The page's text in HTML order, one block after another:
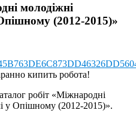
молодіжні
(2012-2015)»
кипить робота!
робіт «Міжнародні
у Опішному (2012-2015)».